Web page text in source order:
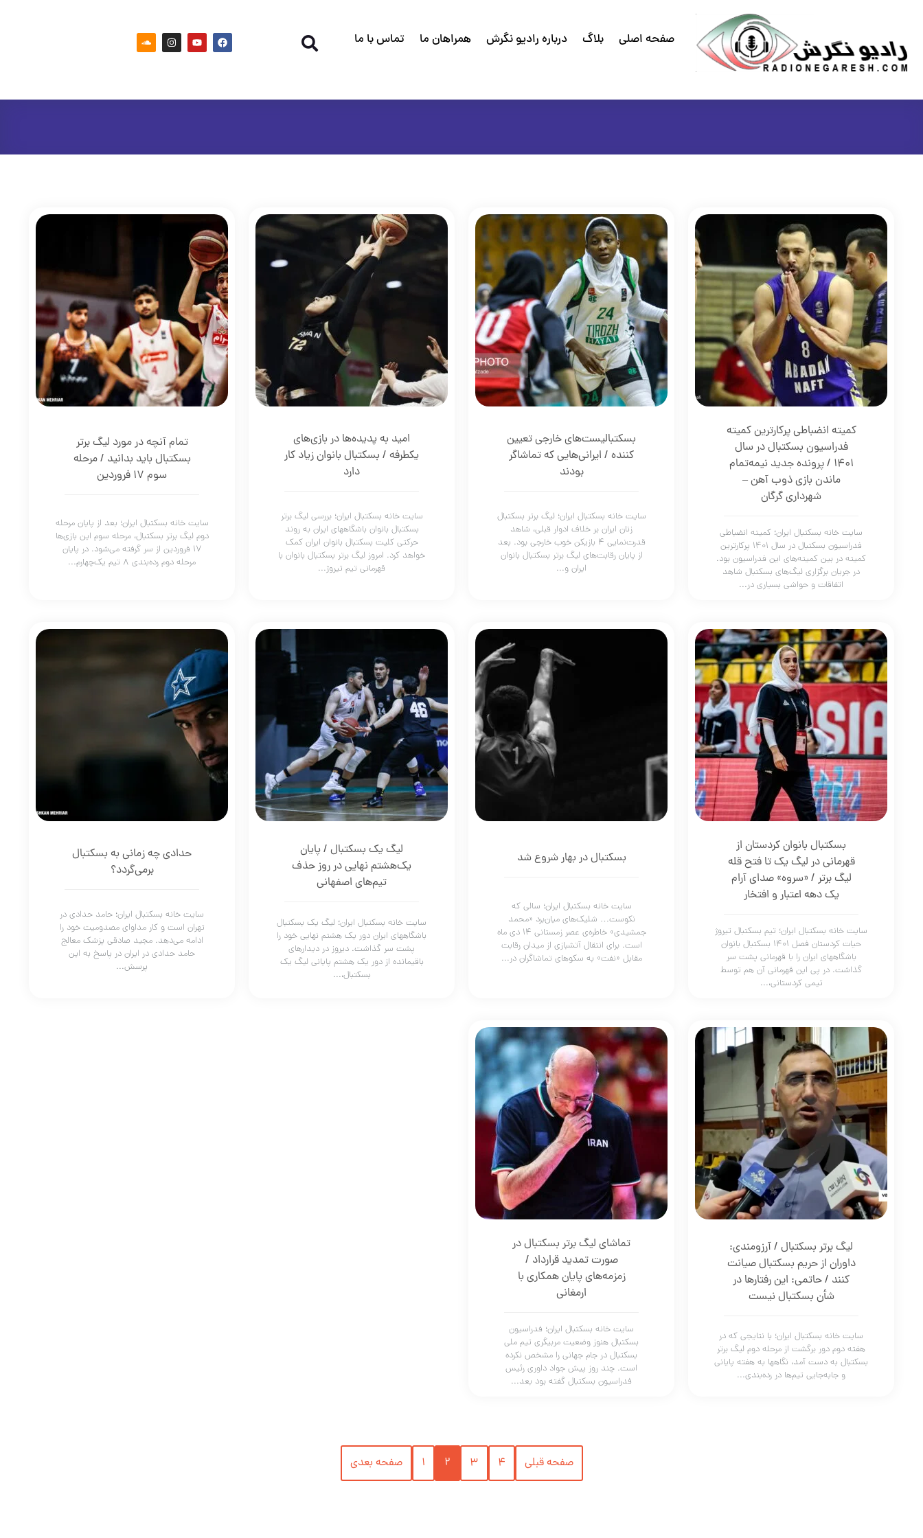
صفحه اصلی بلاگ درباره رادیو نگرش همراهان ما تماس با ما
کمیته انضباطی پرکارترین کمیته
فدراسیون بسکتبال در سال
۱۴۰۱ / پرونده جدید نیمه‌تمام
ماندن بازی ذوب آهن –
شهرداری گرگان
سایت خانه بسکتبال ایران؛ کمیته انضباطی
فدراسیون بسکتبال در سال ۱۴۰۱ پرکارترین
کمیته در بین کمیته‌های این فدراسیون بود.
در جریان برگزاری لیگ‌های بسکتبال شاهد
اتفاقات و حواشی بسیاری در...
بسکتبالیست‌های خارجی تعیین
کننده / ایرانی‌هایی که تماشاگر
بودند
سایت خانه بسکتبال ایران؛ لیگ برتر بسکتبال
زنان ایران بر خلاف ادوار قبلی، شاهد
قدرت‌نمایی ۴ بازیکن خوب خارجی بود. بعد
از پایان رقابت‌های لیگ برتر بسکتبال بانوان
ایران و...
امید به پدیده‌ها در بازی‌های
یکطرفه / بسکتبال بانوان زیاد کار
دارد
سایت خانه بسکتبال ایران؛ بررسی لیگ برتر
بسکتبال بانوان باشگاههای ایران به روند
حرکتی کلیت بسکتبال بانوان ایران کمک
خواهد کرد. امروز لیگ برتر بسکتبال بانوان با
قهرمانی تیم تیروژ...
تمام آنچه در مورد لیگ برتر
بسکتبال باید بدانید / مرحله
سوم ۱۷ فروردین
سایت خانه بسکتبال ایران؛ بعد از پایان مرحله
دوم لیگ برتر بسکتبال، مرحله سوم این بازی‌ها
۱۷ فروردین از سر گرفته می‌شود. در پایان
مرحله دوم رده‌بندی ۸ تیم یک‌چهارم...
بسکتبال بانوان کردستان از
قهرمانی در لیگ یک تا فتح قله
لیگ برتر / «سروه» صدای آرام
یک دهه اعتبار و افتخار
سایت خانه بسکتبال ایران؛ تیم بسکتبال تیروژ
حیات کردستان فصل ۱۴۰۱ بسکتبال بانوان
باشگاههای ایران را با قهرمانی پشت سر
گذاشت. در پی این قهرمانی آن هم توسط
تیمی کردستانی،...
بسکتبال در بهار شروع شد
سایت خانه بسکتبال ایران؛ سالی که
نکوست… شلیک‌های میان‌برد «محمد
جمشیدی» خاطره‌ی عصر زمستانی ۱۴ دی ماه
است. برای انتقال آتشبازی از میدان رقابت
مقابل «نفت» به سکوهای تماشاگران در...
لیگ یک بسکتبال / پایان
یک‌هشتم نهایی در روز حذف
تیم‌های اصفهانی
سایت خانه بسکتبال ایران؛ لیگ یک بسکتبال
باشگاههای ایران دور یک هشتم نهایی خود را
پشت سر گذاشت. دیروز در دیدارهای
باقیمانده از دور یک هشتم پایانی لیگ یک
بسکتبال،...
حدادی چه زمانی به بسکتبال
برمی‌گردد؟
سایت خانه بسکتبال ایران؛ حامد حدادی در
تهران است و کار مداوای مصدومیت خود را
ادامه می‌دهد. مجید صادقی پزشک معالج
حامد حدادی در ایران در پاسخ به این
پرسش...
لیگ برتر بسکتبال / آرزومندی:
داوران از حریم بسکتبال صیانت
کنند / حاتمی: این رفتارها در
شأن بسکتبال نیست
سایت خانه بسکتبال ایران؛ با نتایجی که در
هفته دوم دور برگشت از مرحله دوم لیگ برتر
بسکتبال به دست آمد، نگاهها به هفته پایانی
و جابه‌جایی تیم‌ها در رده‌بندی...
تماشای لیگ برتر بسکتبال در
صورت تمدید قرارداد /
زمزمه‌های پایان همکاری با
ارمغانی
سایت خانه بسکتبال ایران؛ فدراسیون
بسکتبال هنوز وضعیت مربیگری تیم ملی
بسکتبال در جام جهانی را مشخص نکرده
است. چند روز پیش جواد داوری رئیس
فدراسیون بسکتبال گفته بود بعد...
صفحه قبلی 1 2 3 4 صفحه بعدی